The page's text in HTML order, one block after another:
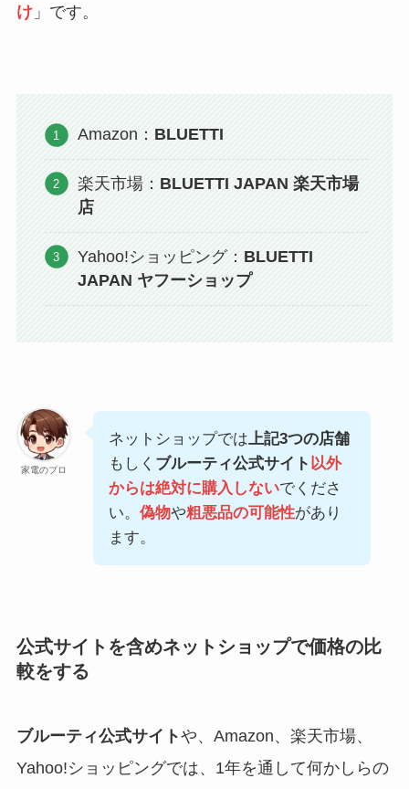
け」です。
Amazon： BLUETTI
楽天市場： BLUETTI JAPAN 楽天市場
店
Yahoo!ショッピング： BLUETTI
JAPAN ヤフーショップ
家電のプロ
ネットショップでは上記3つの店舗
もしく ブルーティ公式サイト 以外
からは絶対に購入しないでくださ
い。 偽物や粗悪品の可能性があり
ます。
公式サイトを含めネットショップで価格の比
較をする
ブルーティ公式サイトや、Amazon、楽天市場、
Yahoo!ショッピングでは、1年を通して何かしらの